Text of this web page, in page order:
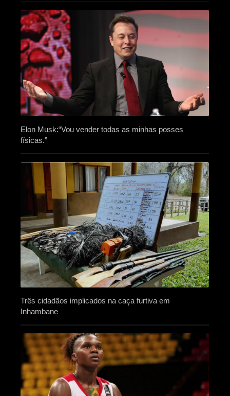
Elon Musk:“Vou vender todas as minhas posses
físicas.”
Três cidadãos implicados na caça furtiva em
Inhambane